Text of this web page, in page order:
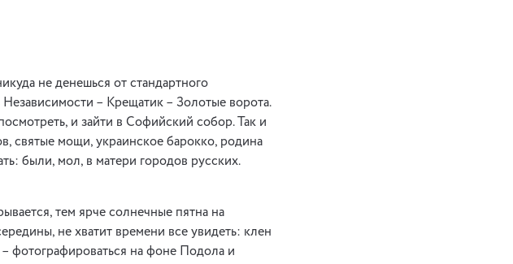
не денешься от стандартного
– Крещатик – Золотые ворота.
и зайти в Софийский собор. Так и
святые мощи, украинское барокко, родина
были, мол, в матери городов русских.
тем ярче солнечные пятна на
не хватит времени все увидеть: клен
фотографироваться на фоне Подола и